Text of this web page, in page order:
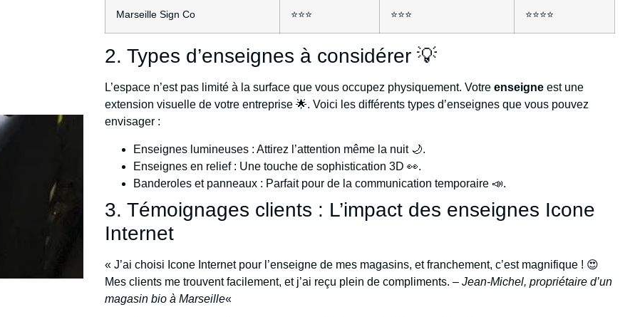
Marseille Sign Co ⭐⭐⭐ ⭐⭐⭐ ⭐⭐⭐⭐
2. Types d’enseignes à considérer 💡
L’espace n’est pas limité à la surface que vous occupez physiquement. Votreenseigne est une
extension visuelle de votre entreprise 🌟. Voici les différents types d’enseignes que vous pouvez
envisager :
Enseignes lumineuses : Attirez l’attention même la nuit 🌙.
Enseignes en relief : Une touche de sophistication 3D 👀.
Banderoles et panneaux : Parfait pour de la communication temporaire 📣.
3. Témoignages clients : L’impact des enseignes Icone
Internet
« J’ai choisi Icone Internet pour l’enseigne de mes magasins, et franchement, c’est magnifique ! 😍
Mes clients me trouvent facilement, et j’ai reçu plein de compliments. –Jean-Michel, propriétaire d’un
magasin bio à Marseille«